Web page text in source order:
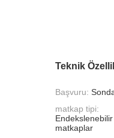
Teknik
Başvuru:
matkap tipi:
matkaplar